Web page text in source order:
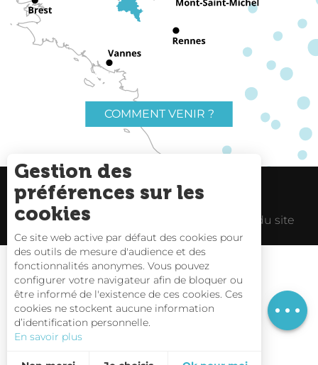
Horaires
COMMENT VENIR ?
Charte du voyageur Liens utiles
Espace Pro Plan du site
Carte interactive
Gestion des
préférences sur les
cookies
Ce site web active par défaut des cookies pour
des outils de mesure d'audience et des
fonctionnalités anonymes. Vous pouvez
configurer votre navigateur afin de bloquer ou
être informé de l'existence de ces cookies. Ces
cookies ne stockent aucune information
d’identification personnelle.
En savoir plus